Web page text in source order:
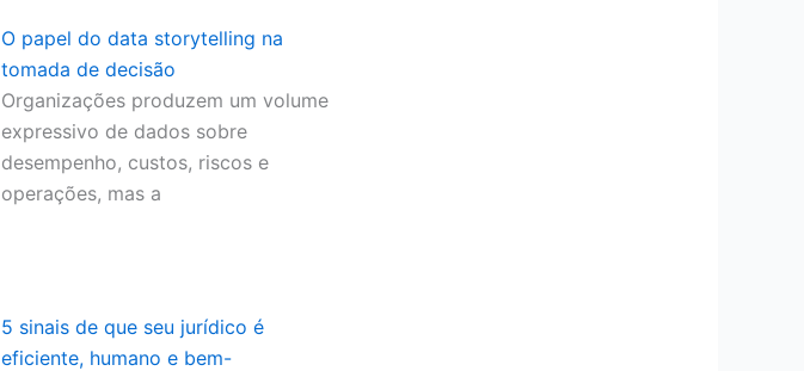
O papel do data storytelling na
tomada de decisão
Organizações produzem um volume
expressivo de dados sobre
desempenho, custos, riscos e
operações, mas a
5 sinais de que seu jurídico é
eficiente, humano e bem-